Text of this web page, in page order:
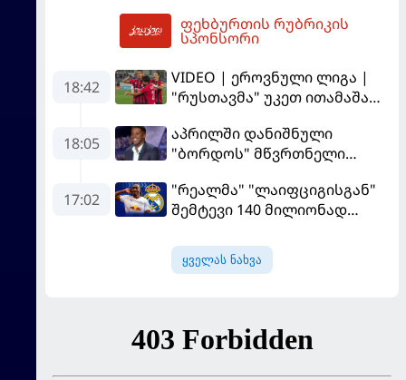
"ლივერპულის" ყოფილმა
მეკარემ
ფეხბურთის რუბრიკის
სპონსორი
18:42
VIDEO | ეროვნული ლიგა |
"რუსთავმა" უკეთ ითამაშა
მოიგო, "ტორპედომ" გვიან
გაიღვიძა...
18:05
აპრილში დანიშნული
"ბორდოს" მწვრთნელი
17:02
"რეალმა" "ლაიფციგისგან"
შემტევი 140 მილიონად
ყველას ნახვა